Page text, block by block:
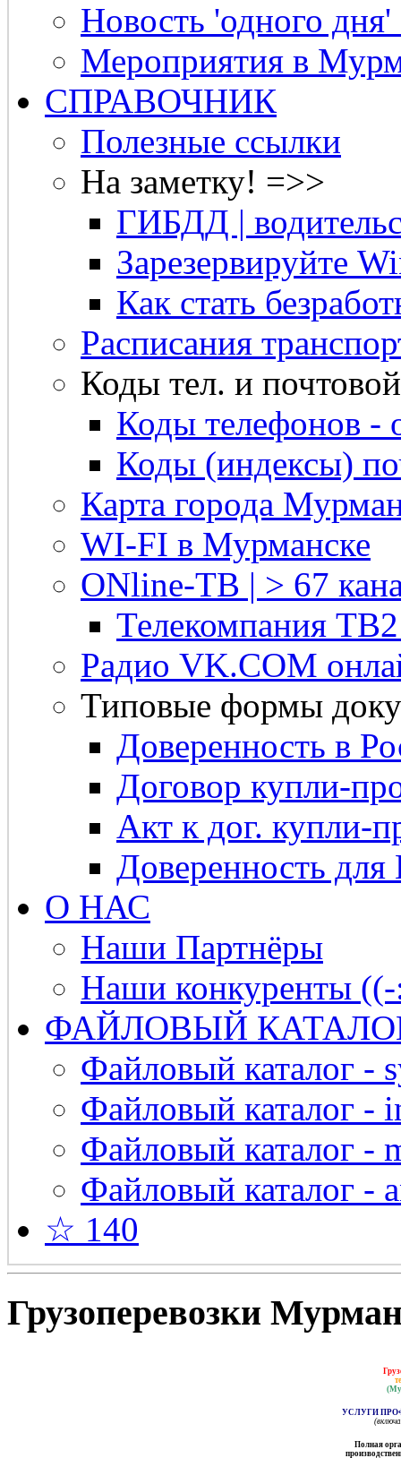
Новость 'одного
Мероприятия в
СПРАВОЧНИК
Полезные ссылки
На заметку! =>>
ГИБДД |
Зарезервируйте
Как стать
Расписания
Коды тел. и
Коды телефонов -
Коды (индексы)
Карта города
WI-FI в Мурманске
ONline-ТВ | > 67
Телекомпания
Радио VK.COM
Типовые формы
Доверенность в
Договор купли-
Акт к дог. купли-
Доверенность
О НАС
Наши Партнёры
Наши конкуренты
ФАЙЛОВЫЙ
Файловый каталог -
Файловый каталог -
Файловый каталог -
Файловый каталог -
☆ 140
Грузоперевозки
УСЛУГИ
Полная